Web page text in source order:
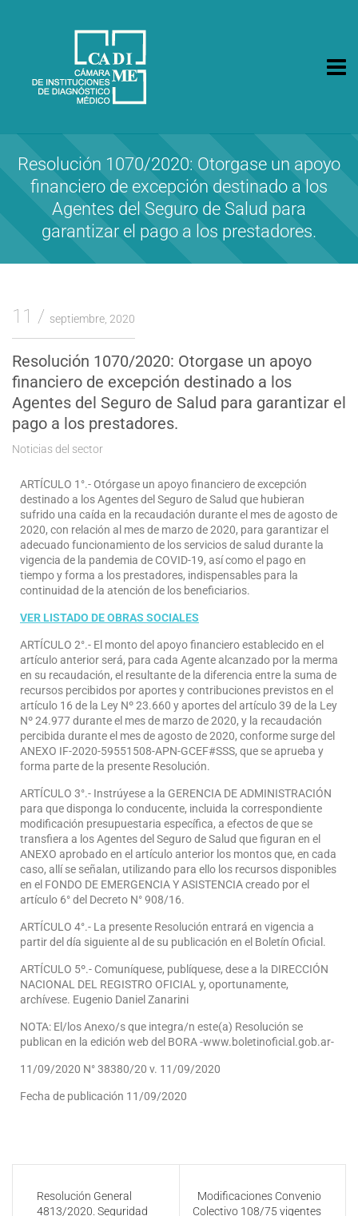
CA.DI.ME.
Cámara de Instituciones de Diagnóstico Médico
Resolución 1070/2020: Otorgase un apoyo
financiero de excepción destinado a los
Agentes del Seguro de Salud para
garantizar el pago a los prestadores.
11 septiembre, 2020
Resolución 1070/2020: Otorgase un apoyo
financiero de excepción destinado a los
Agentes del Seguro de Salud para garantizar el
pago a los prestadores.
Noticias del sector
ARTÍCULO 1°.- Otórgase un apoyo financiero de excepción
destinado a los Agentes del Seguro de Salud que hubieran
sufrido una caída en la recaudación durante el mes de agosto de
2020, con relación al mes de marzo de 2020, para garantizar el
adecuado funcionamiento de los servicios de salud durante la
vigencia de la pandemia de COVID-19, así como el pago en
tiempo y forma a los prestadores, indispensables para la
continuidad de la atención de los beneficiarios.
VER LISTADO DE OBRAS SOCIALES
ARTÍCULO 2°.- El monto del apoyo financiero establecido en el
artículo anterior será, para cada Agente alcanzado por la merma
en su recaudación, el resultante de la diferencia entre la suma de
recursos percibidos por aportes y contribuciones previstos en el
artículo 16 de la Ley Nº 23.660 y aportes del artículo 39 de la Ley
Nº 24.977 durante el mes de marzo de 2020, y la recaudación
percibida durante el mes de agosto de 2020, conforme surge del
ANEXO IF-2020-59551508-APN-GCEF#SSS, que se aprueba y
forma parte de la presente Resolución.
ARTÍCULO 3°.- Instrúyese a la GERENCIA DE ADMINISTRACIÓN
para que disponga lo conducente, incluida la correspondiente
modificación presupuestaria específica, a efectos de que se
transfiera a los Agentes del Seguro de Salud que figuran en el
ANEXO aprobado en el artículo anterior los montos que, en cada
caso, allí se señalan, utilizando para ello los recursos disponibles
en el FONDO DE EMERGENCIA Y ASISTENCIA creado por el
artículo 6° del Decreto N° 908/16.
ARTÍCULO 4°.- La presente Resolución entrará en vigencia a
partir del día siguiente al de su publicación en el Boletín Oficial.
ARTÍCULO 5º.- Comuníquese, publíquese, dese a la DIRECCIÓN
NACIONAL DEL REGISTRO OFICIAL y, oportunamente,
archívese. Eugenio Daniel Zanarini
NOTA: El/los Anexo/s que integra/n este(a) Resolución se
publican en la edición web del BORA -www.boletinoficial.gob.ar-
11/09/2020 N° 38380/20 v. 11/09/2020
Fecha de publicación 11/09/2020
Resolución General
4813/2020. Seguridad
Modificaciones Convenio
Colectivo 108/75 vigentes